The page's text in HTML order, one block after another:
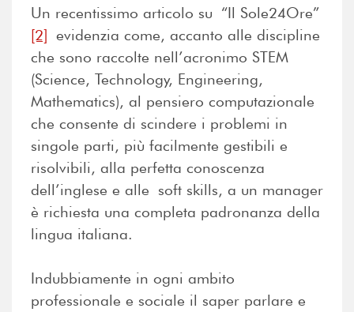
Un recentissimo articolo su “Il Sole24Ore”
[2] evidenzia come, accanto alle discipline
che sono raccolte nell’acronimo STEM
(Science, Technology, Engineering,
Mathematics), al pensiero computazionale
che consente di scindere i problemi in
singole parti, più facilmente gestibili e
risolvibili, alla perfetta conoscenza
dell’inglese e alle soft skills, a un manager
è richiesta una completa padronanza della
lingua italiana.
Indubbiamente in ogni ambito
professionale e sociale il saper parlare e